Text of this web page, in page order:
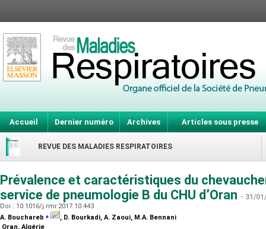
Accueil Dernier numéro Archives Articles sous presse
REVUE DES MALADIES RESPIRATOIRES
Prévalence et caractéristiques du
service de pneumologie B du CHU d’Oran - 31/
Doi : 10.1016/j.rmr.2017.10.443
A. Bouchareb ⁎
, D. Bourkadi, A. Zaoui, M.A. Bennani
Oran, Algérie